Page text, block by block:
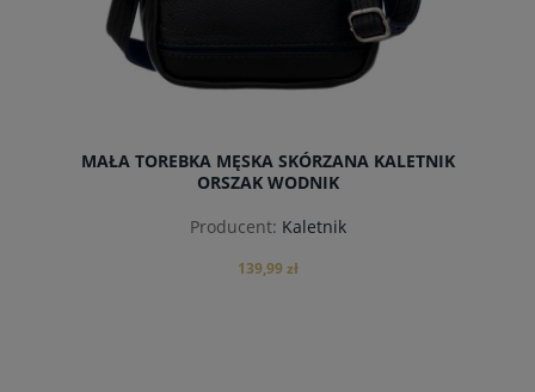
MAŁA TOREBKA MĘSKA SKÓRZANA KALETNIK
ORSZAK WODNIK
Producent: Kaletnik
139,99 zł